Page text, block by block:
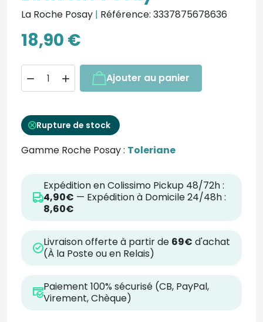
La Roche Posay | Référence: 3337875678636
18,90 €
  Ajouter au panier
Rupture de stock
Gamme Roche Posay : Toleriane
Expédition en Colissimo Pickup 48/72h :
4,90€ — Expédition à Domicile 24/48h :
8,60€
Livraison offerte à partir de 69€ d'achat
(À la Poste ou en Relais)
Paiement 100% sécurisé (CB, PayPal,
Virement, Chèque)